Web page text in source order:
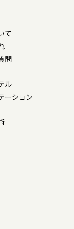
て
問
ル
ーション